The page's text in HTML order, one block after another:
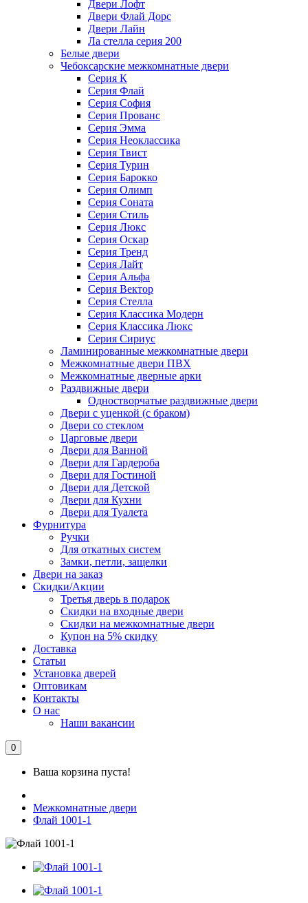
Двери Лофт
Двери Флай Дорс
Двери Лайн
Ла стелла серия 200
Белые двери
Чебоксарские межкомнатные двери
Серия К
Серия Флай
Серия София
Серия Прованс
Серия Эмма
Серия Неоклассика
Серия Твист
Серия Турин
Серия Барокко
Серия Олимп
Серия Соната
Серия Стиль
Серия Люкс
Серия Оскар
Серия Тренд
Серия Лайт
Серия Альфа
Серия Вектор
Серия Стелла
Серия Классика Модерн
Серия Классика Люкс
Серия Сириус
Ламинированные межкомнатные двери
Межкомнатные двери ПВХ
Межкомнатные дверные арки
Раздвижные двери
Одностворчатые раздвижные двери
Двери с уценкой (с браком)
Двери со стеклом
Царговые двери
Двери для Ванной
Двери для Гардероба
Двери для Гостиной
Двери для Детской
Двери для Кухни
Двери для Туалета
Фурнитура
Ручки
Для откатных систем
Замки, петли, защелки
Двери на заказ
Скидки/Акции
Третья дверь в подарок
Скидки на входные двери
Скидки на межкомнатные двери
Купон на 5% скидку
Доставка
Статьи
Установка дверей
Оптовикам
Контакты
О нас
Наши вакансии
0
Ваша корзина пуста!
Межкомнатные двери
Флай 1001-1